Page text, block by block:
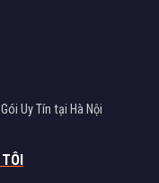
Uy Tín tại Hà Nội